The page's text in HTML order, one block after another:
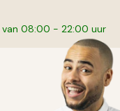
van 08:00 - 22:00 uur